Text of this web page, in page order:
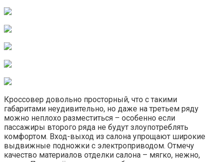
Кроссовер довольно просторный, что с такими
габаритами неудивительно, но даже на третьем ряду
можно неплохо разместиться – особенно если
пассажиры второго ряда не будут злоупотреблять
комфортом. Вход-выход из салона упрощают широкие
выдвижные подножки с электроприводом. Отмечу
качество материалов отделки салона – мягко, нежно,